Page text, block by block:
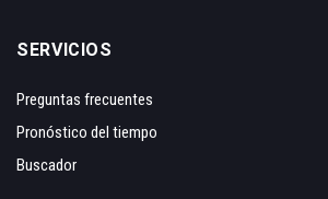
SERVICIOS
Preguntas frecuentes
Pronóstico del tiempo
Buscador